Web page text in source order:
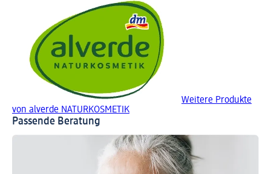
Weitere Produkte
von alverde NATURKOSMETIK
Passende Beratung